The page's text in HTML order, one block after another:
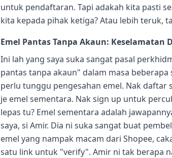
untuk pendaftaran. Tapi adakah kita pasti
kita kepada pihak ketiga? Atau lebih teruk,
Emel Pantas Tanpa Akaun: Keselamatan
Ini lah yang saya suka sangat pasal
pantas tanpa akaun" dalam masa
perlu tunggu pengesahan emel. Nak daftar
je emel sementara. Nak sign up untuk
lepas tu? Emel sementara adalah
saya, si Amir. Dia ni suka sangat buat
emel yang nampak macam dari Shopee,
satu link untuk "verify". Amir ni tak berapa